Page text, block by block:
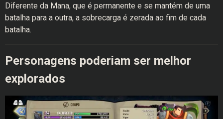
Diferente da Mana, que é permanente e se mantém de uma
batalha para a outra, a sobrecarga é zerada ao fim de cada
batalha.
Personagens poderiam ser melhor
explorados